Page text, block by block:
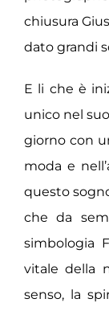
chiusura
dato grandi
E li che è
unico nel
giorno con
moda e
questo
che da
simbologia
vitale della
senso, la